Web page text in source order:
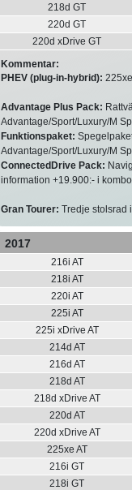
218d GT
220d GT
220d xDrive GT
Kommentar:
PHEV (plug-in-hybrid):
Advantage Plus Pack:
Advantage/Sport/Luxury/M
Funktionspaket:
Advantage/Sport/Luxury/M
ConnectedDrive Pack:
information +19.900:- i
Gran Tourer: Tredje stolsrad
2017
216i AT
218i AT
220i AT
225i AT
225i xDrive AT
214d AT
216d AT
218d AT
218d xDrive AT
220d AT
220d xDrive AT
225xe AT
216i GT
218i GT